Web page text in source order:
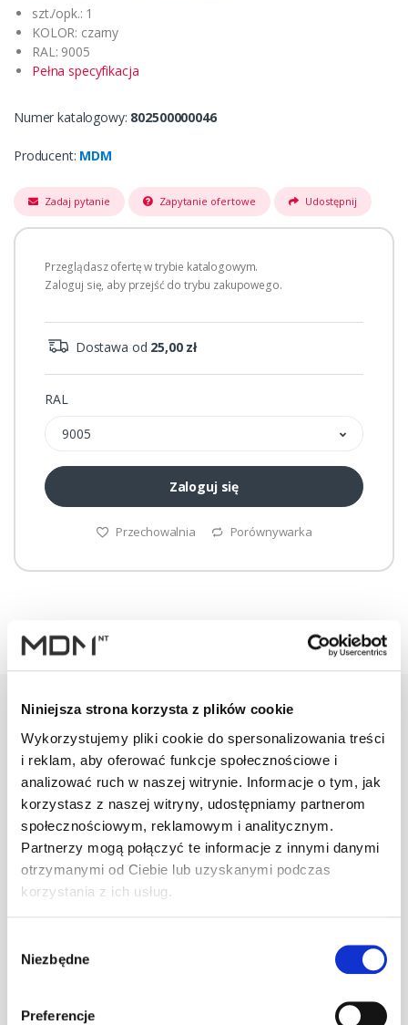
Niniejsza strona korzysta z plików cookie
Wykorzystujemy pliki cookie do spersonalizowania treści
i reklam, aby oferować funkcje społecznościowe i
analizować ruch w naszej witrynie. Informacje o tym, jak
korzystasz z naszej witryny, udostępniamy partnerom
społecznościowym, reklamowym i analitycznym.
Partnerzy mogą połączyć te informacje z innymi danymi
otrzymanymi od Ciebie lub uzyskanymi podczas
korzystania z ich usług.
zgody
Niezbędne
Preferencje
szt./opk.: 1
KOLOR: czarny
RAL: 9005
Pełna specyfikacja
Numer katalogowy: 802500000046
Producent: MDM
Zadaj pytanie Zapytanie ofertowe Udostępnij
Przeglądasz ofertę w trybie katalogowym.
Zaloguj się, aby przejść do trybu zakupowego.
Dostawa od 25,00 zł
RAL
9005
Zaloguj się
Przechowalnia Porównywarka
Warianty Opis Specyfikacja
PRODUKT JM ILOŚĆ
Taśma do
obr.komina
EUROTEC